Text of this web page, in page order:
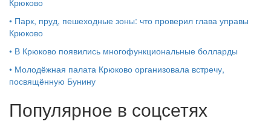
Крюково
• Парк, пруд, пешеходные зоны: что проверил глава управы
Крюково
• В Крюково появились многофункциональные болларды
• Молодёжная палата Крюково организовала встречу,
посвящённую Бунину
Популярное в соцсетях